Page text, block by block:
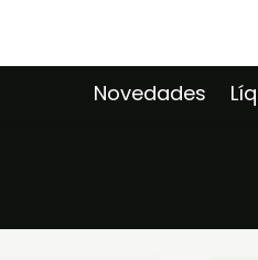
Novedades